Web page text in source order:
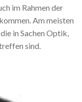
im Rahmen der
Am meisten
in Sachen Optik,
sind.